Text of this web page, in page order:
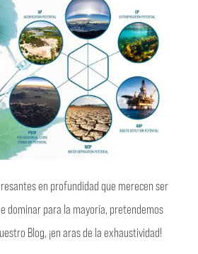
en profundidad que merecen ser
dominar para la mayoría, pretendemos
Blog, ¡en aras de la exhaustividad!